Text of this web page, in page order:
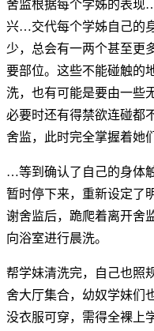
舍监根据每个学姊的表现
兴…交代每个学姊自己的
少，总会有一两个甚至更
要部位。这些不能碰触的
洗，也有可能是要由一些
必要时还有得禁欲连碰都
舍监，此时完全掌握着她
…等到确认了自己的身体
暂时停下来，重新设定了
谢舍监后，跪爬着离开舍
向浴室进行晨洗。
帮学妹清洗完，自己也照
舍大厅集合，幼奴学妹们
没衣服可穿，需得全裸上